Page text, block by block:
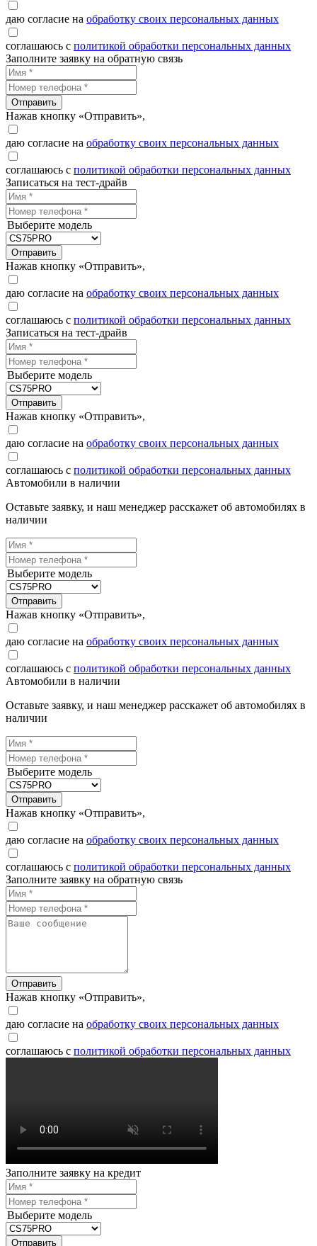
даю согласие на обработку своих персональных данных
соглашаюсь с политикой обработки персональных данных
Заполните заявку на обратную связь
Отправить
Нажав кнопку «Отправить»,
даю согласие на обработку своих персональных данных
соглашаюсь с политикой обработки персональных данных
Записаться на тест-драйв
Выберите модель
Отправить
Нажав кнопку «Отправить»,
даю согласие на обработку своих персональных данных
соглашаюсь с политикой обработки персональных данных
Записаться на тест-драйв
Выберите модель
Отправить
Нажав кнопку «Отправить»,
даю согласие на обработку своих персональных данных
соглашаюсь с политикой обработки персональных данных
Автомобили в наличии
Оставьте заявку, и наш менеджер расскажет об автомобилях в
наличии
Выберите модель
Отправить
Нажав кнопку «Отправить»,
даю согласие на обработку своих персональных данных
соглашаюсь с политикой обработки персональных данных
Автомобили в наличии
Оставьте заявку, и наш менеджер расскажет об автомобилях в
наличии
Выберите модель
Отправить
Нажав кнопку «Отправить»,
даю согласие на обработку своих персональных данных
соглашаюсь с политикой обработки персональных данных
Заполните заявку на обратную связь
Отправить
Нажав кнопку «Отправить»,
даю согласие на обработку своих персональных данных
соглашаюсь с политикой обработки персональных данных
Заполните заявку на кредит
Выберите модель
Отправить